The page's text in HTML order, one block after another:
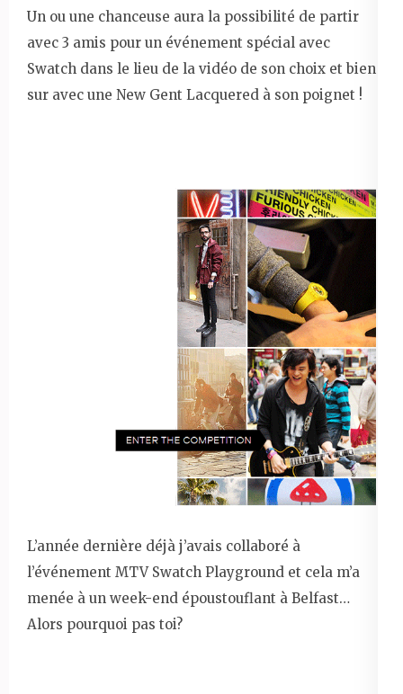
Un ou une chanceuse aura la possibilité de partir
avec 3 amis pour un événement spécial avec
Swatch dans le lieu de la vidéo de son choix et bien
sur avec une New Gent Lacquered à son poignet !
L’année dernière déjà j’avais collaboré à
l’événement MTV Swatch Playground et cela m’a
menée à un week-end époustouflant à Belfast…
Alors pourquoi pas toi?